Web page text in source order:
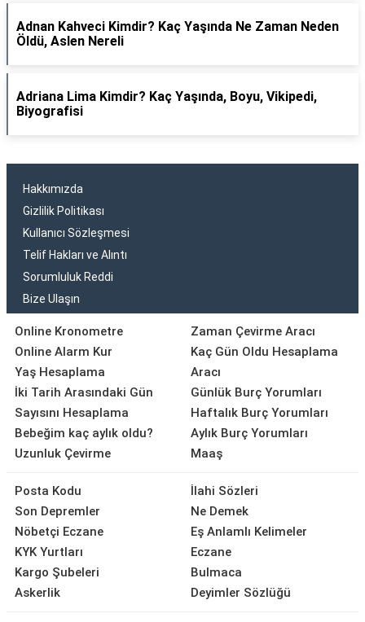
Adnan Kahveci Kimdir? Kaç Yaşında Ne Zaman Neden
Öldü, Aslen Nereli
Adriana Lima Kimdir? Kaç Yaşında, Boyu, Vikipedi,
Biyografisi
Hakkımızda
Gizlilik Politikası
Kullanıcı Sözleşmesi
Telif Hakları ve Alıntı
Sorumluluk Reddi
Bize Ulaşın
Online Kronometre
Online Alarm Kur
Yaş Hesaplama
İki Tarih Arasındaki Gün
Sayısını Hesaplama
Bebeğim kaç aylık oldu?
Uzunluk Çevirme
Zaman Çevirme Aracı
Kaç Gün Oldu Hesaplama
Aracı
Günlük Burç Yorumları
Haftalık Burç Yorumları
Aylık Burç Yorumları
Maaş
Posta Kodu
Son Depremler
Nöbetçi Eczane
KYK Yurtları
Kargo Şubeleri
Askerlik
İlahi Sözleri
Ne Demek
Eş Anlamlı Kelimeler
Eczane
Bulmaca
Deyimler Sözlüğü